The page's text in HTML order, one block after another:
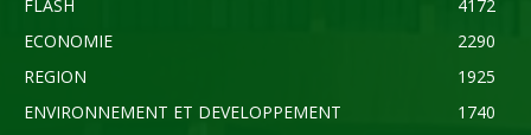
FLASH
4172
ECONOMIE
2290
REGION
1925
ENVIRONNEMENT ET DEVELOPPEMENT
1740